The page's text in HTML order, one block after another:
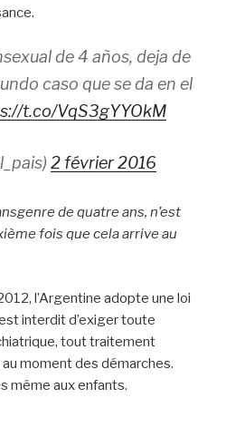
de 4 años, deja de
caso que se da en el
t.co/VqS3gYYOkM
2 février 2016
de quatre ans, n’est
fois que cela arrive au
l’Argentine adopte une loi
interdit d’exiger toute
tout traitement
moment des démarches.
même aux enfants.